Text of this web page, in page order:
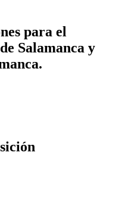
para el
de Salamanca y
.